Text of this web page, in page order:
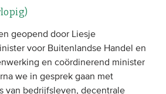
geopend door Liesje
voor Buitenlandse Handel en
en coördinerend minister
we in gesprek gaan met
van bedrijfsleven, decentrale